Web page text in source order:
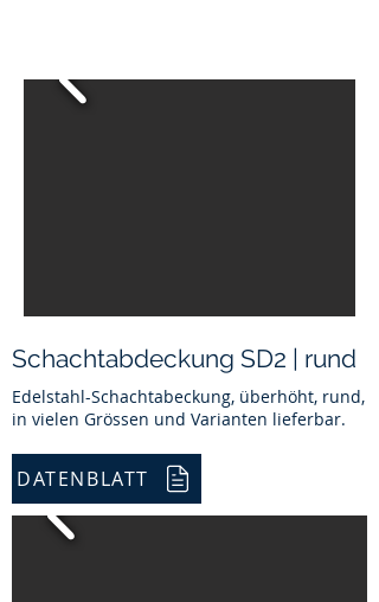
Schachtabdeckung SD2 | rund
Edelstahl-Schachtabeckung, überhöht, rund,
in vielen Grössen und Varianten lieferbar.
DATENBLATT